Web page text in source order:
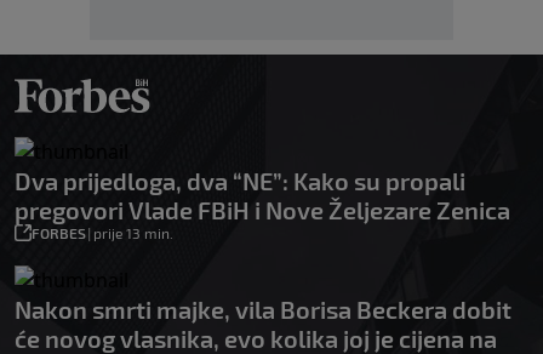
Dva prijedloga, dva “NE”: Kako su propali
pregovori Vlade FBiH i Nove Željezare Zenica
FORBES| prije 13 min.
Nakon smrti majke, vila Borisa Beckera dobit
će novog vlasnika, evo kolika joj je cijena na